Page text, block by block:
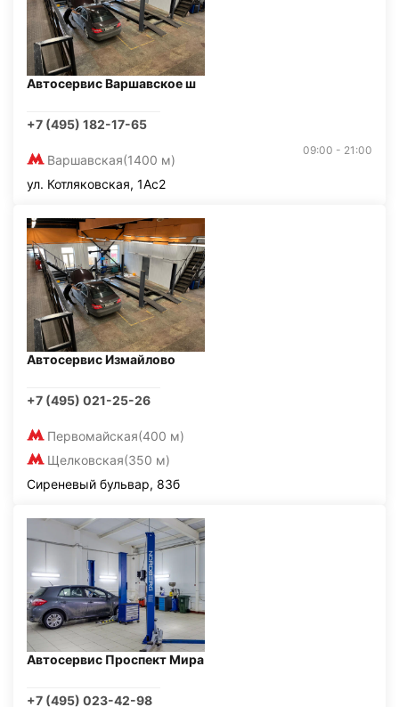
Автосервис Варшавское ш
+7 (495) 182-17-65
Варшавская(1400 м)
09:00 - 21:00
ул. Котляковская, 1Ас2
Автосервис Измайлово
+7 (495) 021-25-26
Первомайская(400 м)
Щелковская(350 м)
Сиреневый бульвар, 83б
Автосервис Проспект Мира
+7 (495) 023-42-98